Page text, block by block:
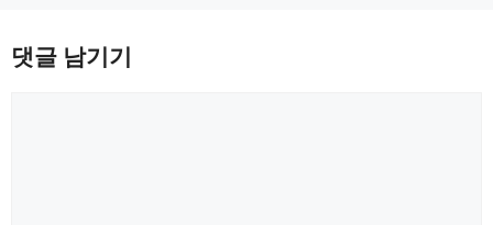
댓글 남기기